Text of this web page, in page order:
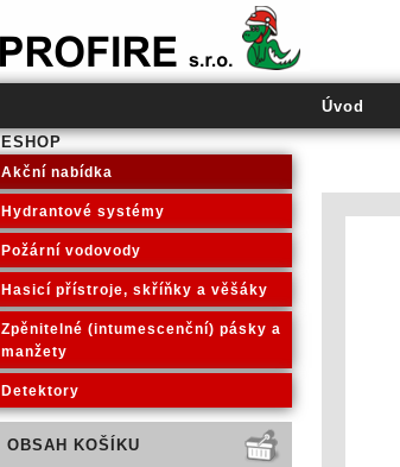
Úvod
ESHOP
Akční nabídka
Hydrantové systémy
Požární vodovody
Hasicí přístroje, skříňky a věšáky
Zpěnitelné (intumescenční) pásky a
manžety
Detektory
OBSAH KOŠÍKU